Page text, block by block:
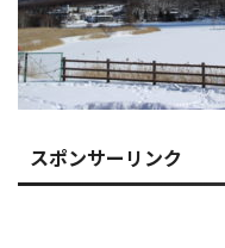
スポンサーリンク